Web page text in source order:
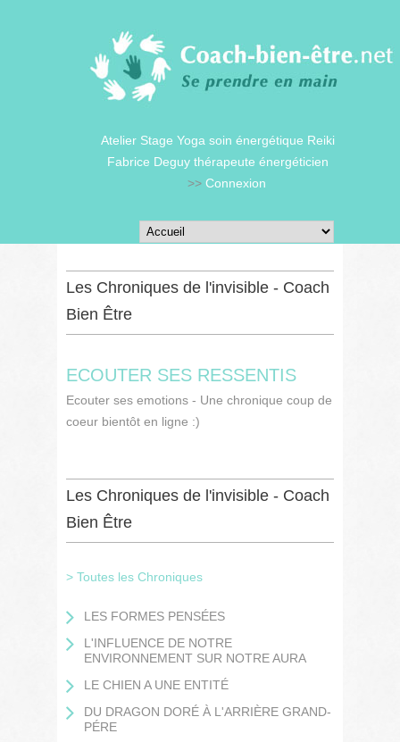
Atelier Stage Yoga soin énergétique Reiki
Fabrice Deguy thérapeute énergéticien
>> Connexion
Les Chroniques de l'invisible - Coach
Bien Être
ECOUTER SES RESSENTIS
Ecouter ses emotions - Une chronique coup de
coeur bientôt en ligne :)
Les Chroniques de l'invisible - Coach
Bien Être
> Toutes les Chroniques
LES FORMES PENSÉES
L'INFLUENCE DE NOTRE
ENVIRONNEMENT SUR NOTRE AURA
LE CHIEN A UNE ENTITÉ
DU DRAGON DORÉ À L'ARRIÈRE GRAND-
PÉRE